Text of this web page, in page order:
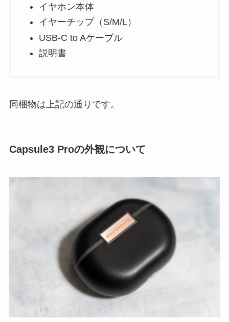
イヤホン本体
イヤーチップ（S/M/L）
USB-C to Aケーブル
説明書
同梱物は上記の通りです。
Capsule3 Proの外観について